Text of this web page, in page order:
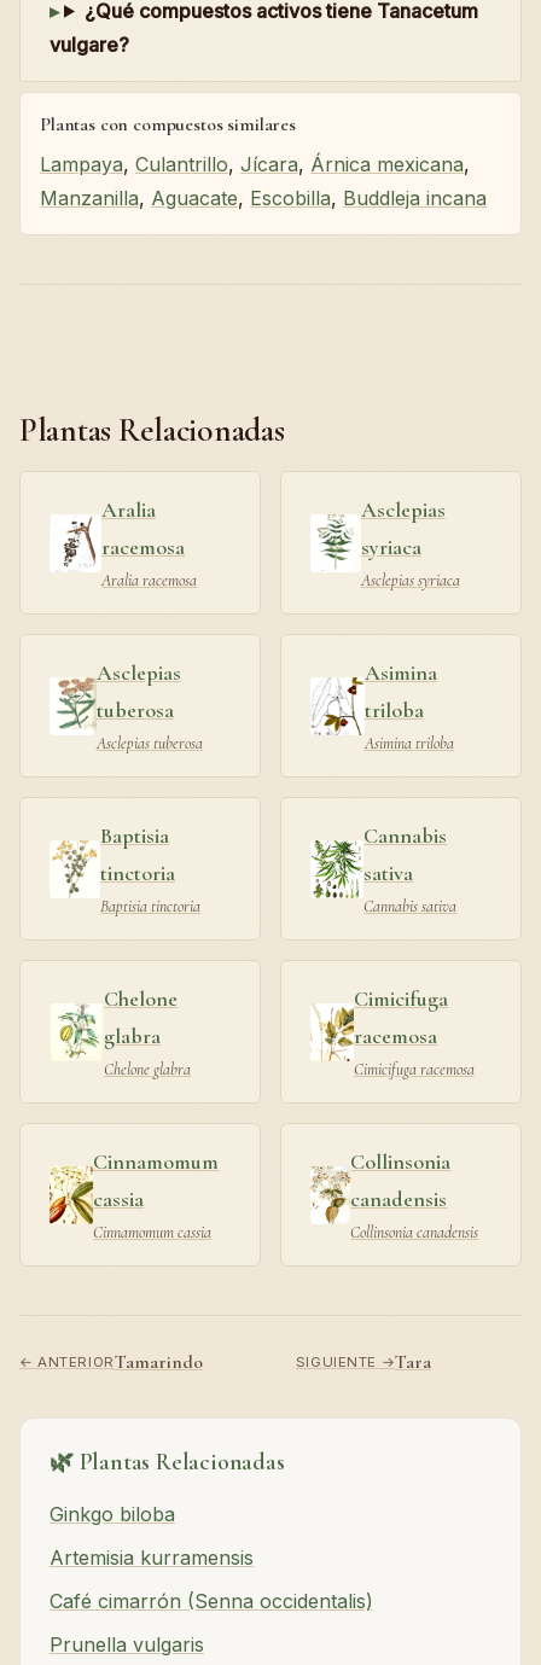
¿Qué compuestos activos tiene Tanacetum
vulgare?
Plantas con compuestos similares
Lampaya, Culantrillo, Jícara, Árnica mexicana,
Manzanilla, Aguacate, Escobilla, Buddleja incana
Plantas Relacionadas
Aralia
racemosa
Aralia racemosa
Asclepias
syriaca
Asclepias syriaca
Asclepias
tuberosa
Asclepias tuberosa
Asimina
triloba
Asimina triloba
Baptisia
tinctoria
Baptisia tinctoria
Cannabis
sativa
Cannabis sativa
Chelone
glabra
Chelone glabra
Cimicifuga
racemosa
Cimicifuga racemosa
Cinnamomum
cassia
Cinnamomum cassia
Collinsonia
canadensis
Collinsonia canadensis
← ANTERIORTamarindo SIGUIENTE →Tara
🌿 Plantas Relacionadas
Ginkgo biloba
Artemisia kurramensis
Café cimarrón (Senna occidentalis)
Prunella vulgaris